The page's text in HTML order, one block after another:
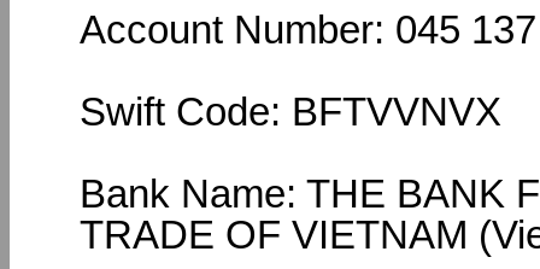
Account Number: 045
Swift Code: BFTVVNVX
Bank Name: THE BANK
TRADE OF VIETNAM